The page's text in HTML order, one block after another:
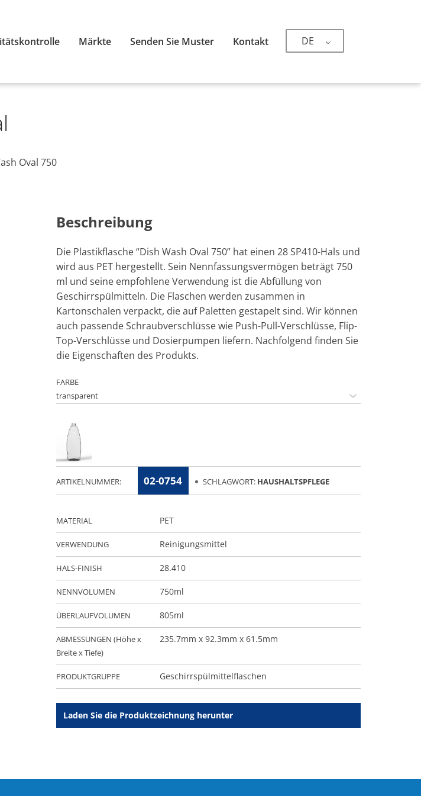
DE
Märkte Senden Sie Muster Kontakt
Oval 750
Laden Sie die Produktzeichnung herunter
Beschreibung
Die Plastikflasche “Dish Wash Oval 750” hat einen 28 SP410-Hals und
wird aus PET hergestellt. Sein Nennfassungsvermögen beträgt 750
ml und seine empfohlene Verwendung ist die Abfüllung von
Geschirrspülmitteln. Die Flaschen werden zusammen in
Kartonschalen verpackt, die auf Paletten gestapelt sind. Wir können
auch passende Schraubverschlüsse wie Push-Pull-Verschlüsse, Flip-
Top-Verschlüsse und Dosierpumpen liefern. Nachfolgend finden Sie
die Eigenschaften des Produkts.
MATERIAL PET
VERWENDUNG Reinigungsmittel
HALS-FINISH 28.410
NENNVOLUMEN 750ml
ÜBERLAUFVOLUMEN 805ml
ABMESSUNGEN (Höhe x
Breite x Tiefe)
235.7mm x 92.3mm x 61.5mm
PRODUKTGRUPPE Geschirrspülmittelflaschen
FARBE
ARTIKELNUMMER: 02-0754 SCHLAGWORT: HAUSHALTSPFLEGE